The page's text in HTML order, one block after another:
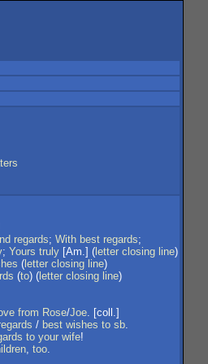
regards; With best regards;
; Yours truly [Am.] ( letter closing line)
( letter closing line)
(to) ( letter closing line)
from Rose/Joe. [coll.]
/ best wishes to sb.
to your wife!
, too.